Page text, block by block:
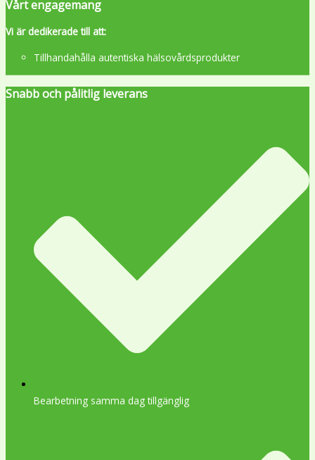
Vårt engagemang
Vi är dedikerade till att:
Tillhandahålla autentiska hälsovårdsprodukter
Snabb och pålitlig leverans
Bearbetning samma dag tillgänglig